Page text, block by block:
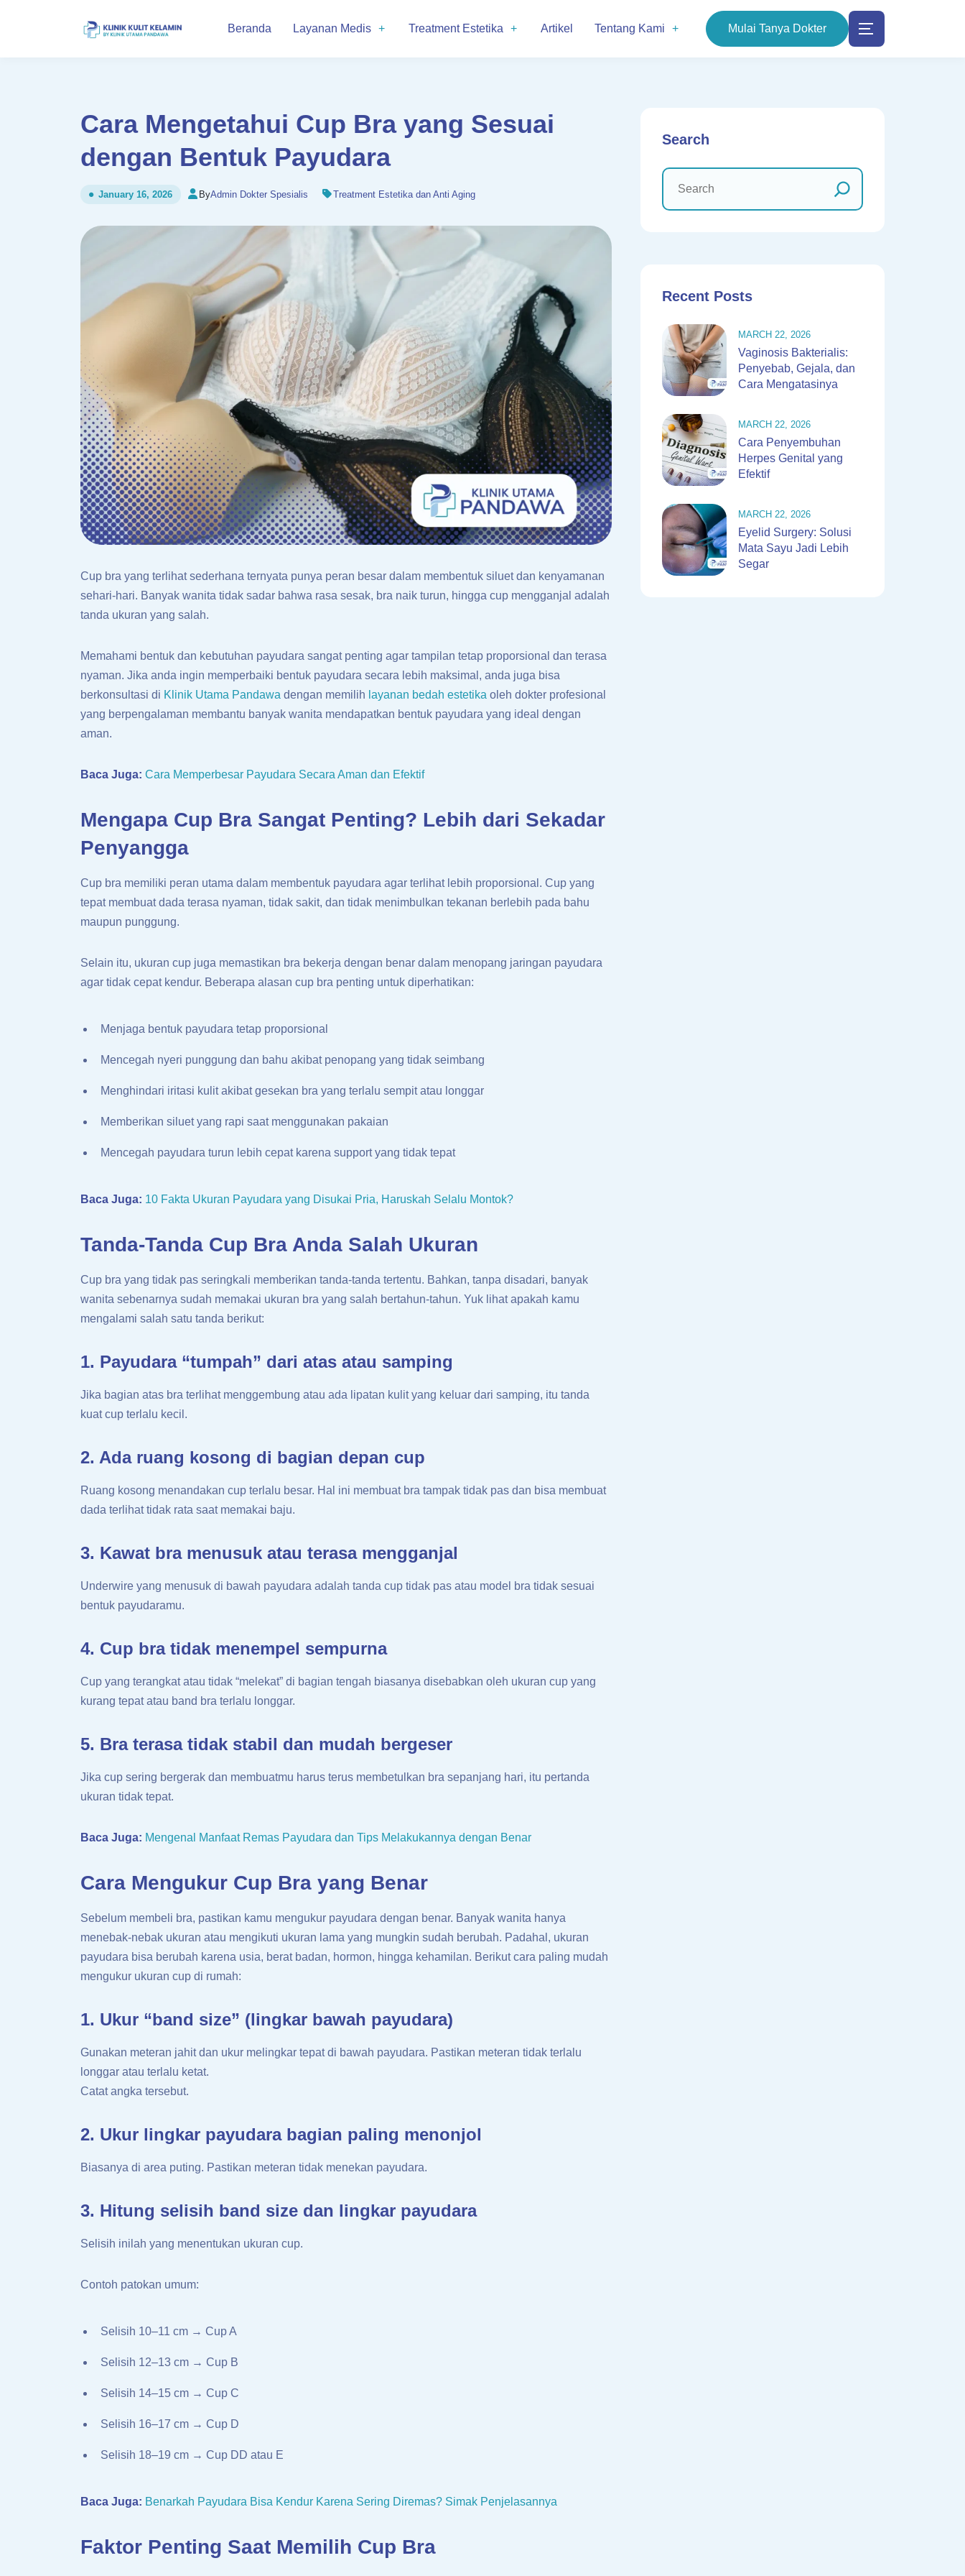
Beranda Layanan Medis Treatment Estetika Artikel Tentang Kami Mulai Tanya Dokter
Cara Mengetahui Cup Bra yang Sesuai
dengan Bentuk Payudara
January 16, 2026 ByAdmin Dokter Spesialis Treatment Estetika dan Anti Aging
Cup bra yang terlihat sederhana ternyata punya peran besar dalam membentuk siluet dan kenyamanan
sehari-hari. Banyak wanita tidak sadar bahwa rasa sesak, bra naik turun, hingga cup mengganjal adalah
tanda ukuran yang salah.
Memahami bentuk dan kebutuhan payudara sangat penting agar tampilan tetap proporsional dan terasa
nyaman. Jika anda ingin memperbaiki bentuk payudara secara lebih maksimal, anda juga bisa
berkonsultasi di Klinik Utama Pandawa dengan memilih layanan bedah estetika oleh dokter profesional
yang berpengalaman membantu banyak wanita mendapatkan bentuk payudara yang ideal dengan
aman.
Baca Juga: Cara Memperbesar Payudara Secara Aman dan Efektif
Mengapa Cup Bra Sangat Penting? Lebih dari Sekadar
Penyangga
Cup bra memiliki peran utama dalam membentuk payudara agar terlihat lebih proporsional. Cup yang
tepat membuat dada terasa nyaman, tidak sakit, dan tidak menimbulkan tekanan berlebih pada bahu
maupun punggung.
Selain itu, ukuran cup juga memastikan bra bekerja dengan benar dalam menopang jaringan payudara
agar tidak cepat kendur. Beberapa alasan cup bra penting untuk diperhatikan:
Menjaga bentuk payudara tetap proporsional
Mencegah nyeri punggung dan bahu akibat penopang yang tidak seimbang
Menghindari iritasi kulit akibat gesekan bra yang terlalu sempit atau longgar
Memberikan siluet yang rapi saat menggunakan pakaian
Mencegah payudara turun lebih cepat karena support yang tidak tepat
Baca Juga: 10 Fakta Ukuran Payudara yang Disukai Pria, Haruskah Selalu Montok?
Tanda-Tanda Cup Bra Anda Salah Ukuran
Cup bra yang tidak pas seringkali memberikan tanda-tanda tertentu. Bahkan, tanpa disadari, banyak
wanita sebenarnya sudah memakai ukuran bra yang salah bertahun-tahun. Yuk lihat apakah kamu
mengalami salah satu tanda berikut:
1. Payudara “tumpah” dari atas atau samping
Jika bagian atas bra terlihat menggembung atau ada lipatan kulit yang keluar dari samping, itu tanda
kuat cup terlalu kecil.
2. Ada ruang kosong di bagian depan cup
Ruang kosong menandakan cup terlalu besar. Hal ini membuat bra tampak tidak pas dan bisa membuat
dada terlihat tidak rata saat memakai baju.
3. Kawat bra menusuk atau terasa mengganjal
Underwire yang menusuk di bawah payudara adalah tanda cup tidak pas atau model bra tidak sesuai
bentuk payudaramu.
4. Cup bra tidak menempel sempurna
Cup yang terangkat atau tidak “melekat” di bagian tengah biasanya disebabkan oleh ukuran cup yang
kurang tepat atau band bra terlalu longgar.
5. Bra terasa tidak stabil dan mudah bergeser
Jika cup sering bergerak dan membuatmu harus terus membetulkan bra sepanjang hari, itu pertanda
ukuran tidak tepat.
Baca Juga: Mengenal Manfaat Remas Payudara dan Tips Melakukannya dengan Benar
Cara Mengukur Cup Bra yang Benar
Sebelum membeli bra, pastikan kamu mengukur payudara dengan benar. Banyak wanita hanya
menebak-nebak ukuran atau mengikuti ukuran lama yang mungkin sudah berubah. Padahal, ukuran
payudara bisa berubah karena usia, berat badan, hormon, hingga kehamilan. Berikut cara paling mudah
mengukur ukuran cup di rumah:
1. Ukur “band size” (lingkar bawah payudara)
Gunakan meteran jahit dan ukur melingkar tepat di bawah payudara. Pastikan meteran tidak terlalu
longgar atau terlalu ketat.
Catat angka tersebut.
2. Ukur lingkar payudara bagian paling menonjol
Biasanya di area puting. Pastikan meteran tidak menekan payudara.
3. Hitung selisih band size dan lingkar payudara
Selisih inilah yang menentukan ukuran cup.
Contoh patokan umum:
Selisih 10–11 cm → Cup A
Selisih 12–13 cm → Cup B
Selisih 14–15 cm → Cup C
Selisih 16–17 cm → Cup D
Selisih 18–19 cm → Cup DD atau E
Baca Juga: Benarkah Payudara Bisa Kendur Karena Sering Diremas? Simak Penjelasannya
Faktor Penting Saat Memilih Cup Bra
Search
Recent Posts
MARCH 22, 2026
Vaginosis Bakterialis:
Penyebab, Gejala, dan
Cara Mengatasinya
MARCH 22, 2026
Cara Penyembuhan
Herpes Genital yang
Efektif
MARCH 22, 2026
Eyelid Surgery: Solusi
Mata Sayu Jadi Lebih
Segar